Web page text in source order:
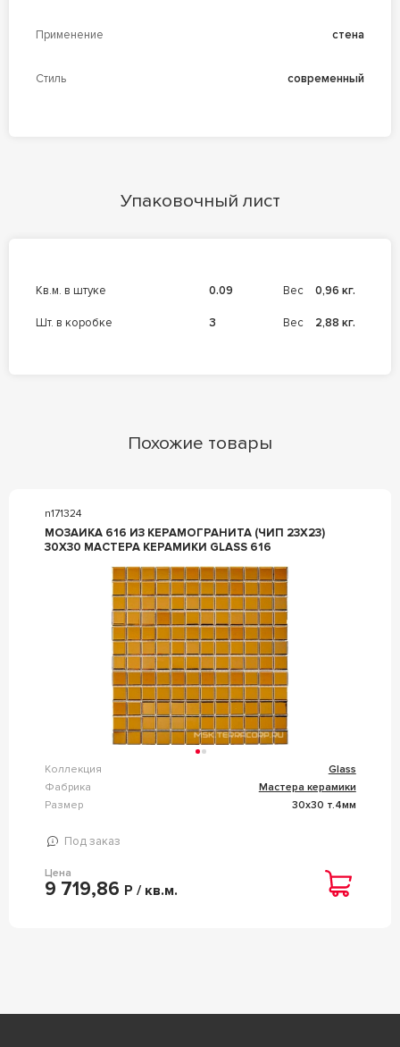
Применение стена
Стиль современный
Упаковочный лист
кв.м. в штуке 0.09 Вес 0,96 кг.
шт. в коробке 3 Вес 2,88 кг.
Похожие товары
n171324
МОЗАИКА 616 ИЗ КЕРАМОГРАНИТА (ЧИП 23Х23)
30Х30 МАСТЕРА КЕРАМИКИ GLASS 616
Коллекция
Glass
Фабрика
Мастера керамики
Размер
30x30 т.4мм
Под заказ
Цена
9 719,86 Р / кв.м.